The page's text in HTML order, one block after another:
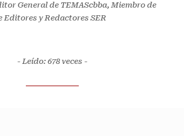
General de TEMAScbba, Miembro de
Editores y Redactores SER
- Leído: 678veces -